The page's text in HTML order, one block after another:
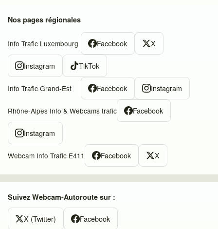
Nos pages régionales
Info Trafic Luxembourg Facebook X
Instagram TikTok
Info Trafic Grand-Est Facebook Instagram
Rhône-Alpes Info & Webcams trafic Facebook
Instagram
Webcam Info Trafic E411 Facebook X
Suivez Webcam-Autoroute sur :
X (Twitter) Facebook